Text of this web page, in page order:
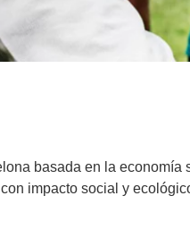
basada en la
impacto social y